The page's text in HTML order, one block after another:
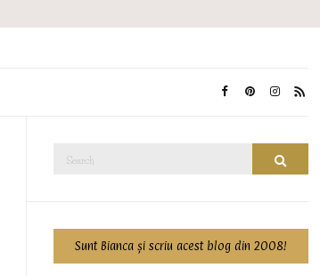
Search
Search
Sunt Bianca și scriu acest blog din 2008!